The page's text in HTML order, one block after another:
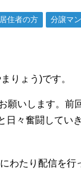
居住者の方 分譲マ
りょう)です。
いします。前
々奮闘してい
わたり配信を行